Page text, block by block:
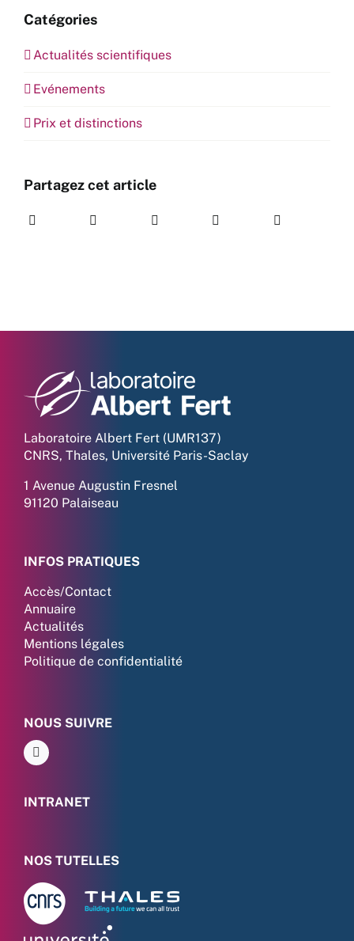
Catégories
Actualités scientifiques
Evénements
Prix et distinctions
Partagez cet article
Laboratoire Albert Fert (UMR137)
CNRS, Thales, Université Paris-Saclay
1 Avenue Augustin Fresnel
91120 Palaiseau
INFOS PRATIQUES
Accès/Contact
Annuaire
Actualités
Mentions légales
Politique de confidentialité
NOUS SUIVRE
INTRANET
NOS TUTELLES